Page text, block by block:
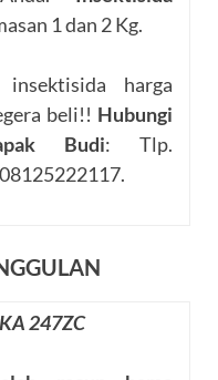
1 dan 2 Kg.
harga
beli!! Hubungi
Budi: Tlp.
247ZC